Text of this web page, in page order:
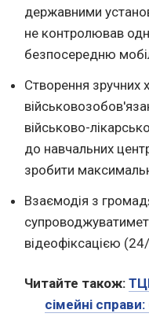
державними
не контролював
безпосередню
Створення зручних
військово-
до навчальних
зробити
Взаємодія з
відеофіксацією
Читайте також:
сімейні